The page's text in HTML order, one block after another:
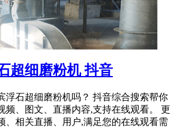
超细磨粉机 抖音
浮石超细磨粉机吗？ 抖音综合搜索帮你
频、图文、直播内容,支持在线观看。 更
、相关直播、用户,满足您的在线观看需